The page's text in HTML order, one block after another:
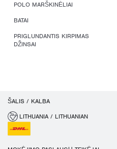
POLO MARŠKINĖLIAI
BATAI
PRIGLUNDANTIS KIRPIMAS
DŽINSAI
ŠALIS / KALBA
LITHUANIA / LITHUANIAN